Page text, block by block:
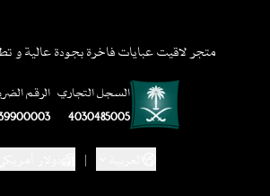
متجر لاقيت عبايات فاخرة بجودة عالية و
السجل التجاري
4030485005
الرقم
|